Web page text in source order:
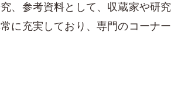
、参考資料として、収蔵家や研
に充実しており、専門のコーナ